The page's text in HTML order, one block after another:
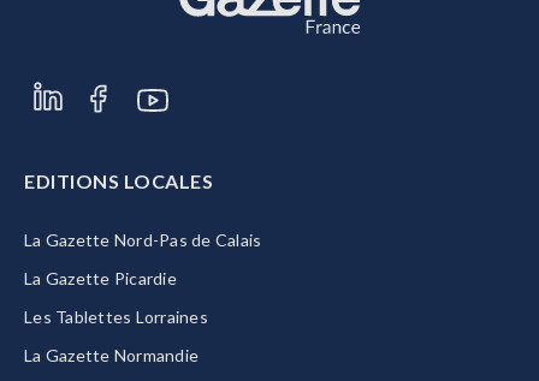
EDITIONS LOCALES
La Gazette Nord-Pas de Calais
La Gazette Picardie
Les Tablettes Lorraines
La Gazette Normandie